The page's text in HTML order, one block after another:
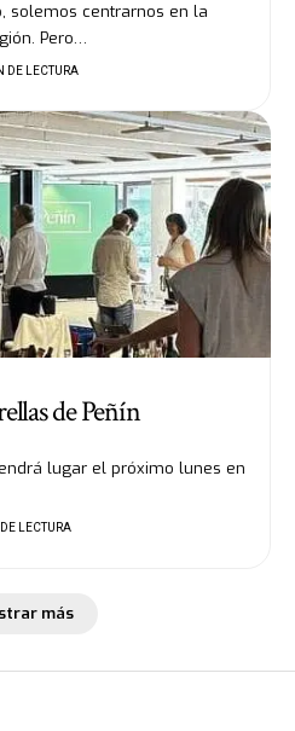
solemos centrarnos en la
Pero…
DE LECTURA
de Peñín
lugar el próximo lunes en
LECTURA
más